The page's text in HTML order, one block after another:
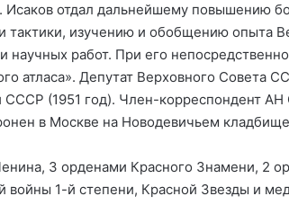
Исаков отдал дальнейшему повышению
и тактики, изучению и обобщению опыта
научных работ. При его
атласа». Депутат Верховного Совета
СССР (1951 год). Член-корреспондент АН
в Москве на Новодевичьем
3 орденами Красного Знамени, 2
войны 1-й степени, Красной Звезды и